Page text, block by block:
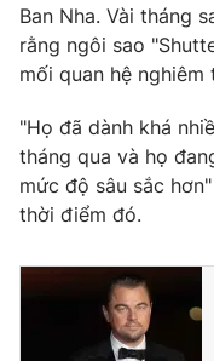
Tư vấn
Chuyên mục khác
Photo
VTV Money
Ban Nha. Vài tháng
rằng ngôi sao
mối quan hệ nghiêm
"Họ đã dành khá
tháng qua và họ
mức độ sâu sắc
thời điểm đó.